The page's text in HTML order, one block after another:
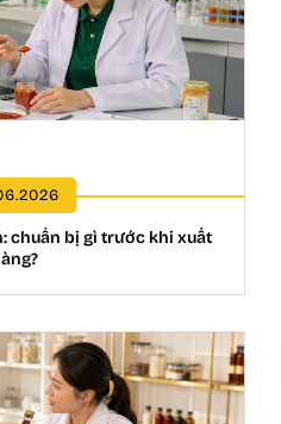
chuẩn bị gì trước khi xuất